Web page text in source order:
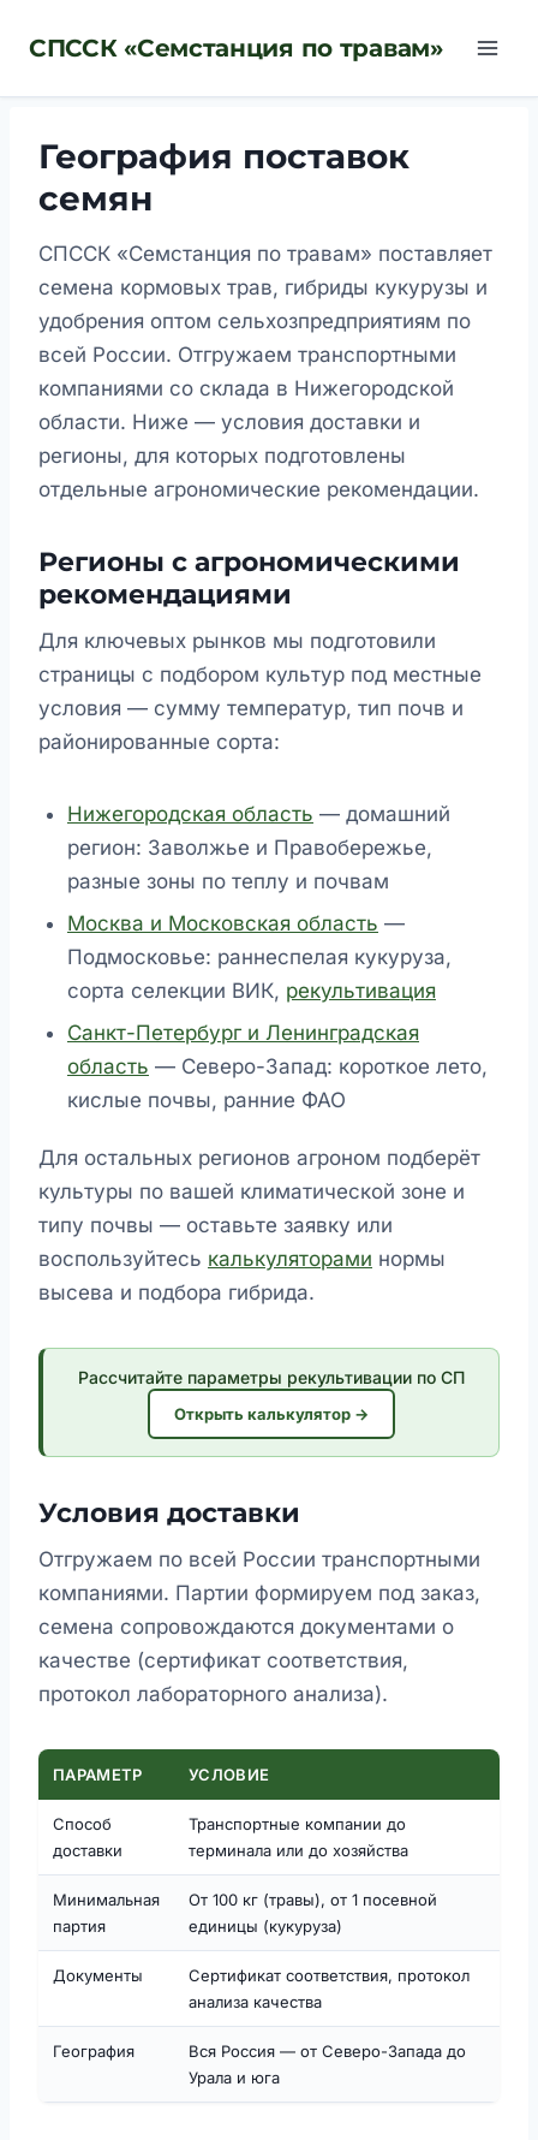
СПССК «Семстанция по травам»
География поставок
семян
СПССК «Семстанция по травам» поставляет
семена кормовых трав, гибриды кукурузы и
удобрения оптом сельхозпредприятиям по
всей России. Отгружаем транспортными
компаниями со склада в Нижегородской
области. Ниже — условия доставки и
регионы, для которых подготовлены
отдельные агрономические рекомендации.
Регионы с агрономическими
рекомендациями
Для ключевых рынков мы подготовили
страницы с подбором культур под местные
условия — сумму температур, тип почв и
районированные сорта:
Нижегородская область — домашний
регион: Заволжье и Правобережье,
разные зоны по теплу и почвам
Москва и Московская область —
Подмосковье: раннеспелая кукуруза,
сорта селекции ВИК, рекультивация
Санкт-Петербург и Ленинградская
область — Северо-Запад: короткое лето,
кислые почвы, ранние ФАО
Для остальных регионов агроном подберёт
культуры по вашей климатической зоне и
типу почвы — оставьте заявку или
воспользуйтесь калькуляторами нормы
высева и подбора гибрида.
Рассчитайте параметры рекультивации по СП
Открыть калькулятор →
Условия доставки
Отгружаем по всей России транспортными
компаниями. Партии формируем под заказ,
семена сопровождаются документами о
качестве (сертификат соответствия,
протокол лабораторного анализа).
ПАРАМЕТР УСЛОВИЕ
Способ
доставки
Транспортные компании до
терминала или до хозяйства
Минимальная
партия
От 100 кг (травы), от 1 посевной
единицы (кукуруза)
Документы
Сертификат соответствия, протокол
анализа качества
География
Вся Россия — от Северо-Запада до
Урала и юга